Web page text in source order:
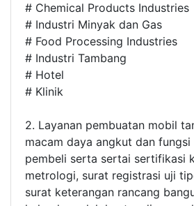
# Chemical Products Industries
# Industri Minyak dan Gas
# Food Processing Industries
# Industri Tambang
# Hotel
# Klinik
2. Layanan pembuatan mobil
macam daya angkut dan fungsi
pembeli serta sertai sertifikasi
metrologi, surat registrasi uji
surat keterangan rancang